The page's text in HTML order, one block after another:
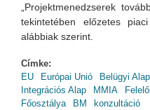
„Projektmenedzserek
tekintetében előzetes
alábbiak szerint.
Címke:
EU
Európai Unió Belügyi
Integrációs Alap
MMIA
Főosztálya
BM konzultáció